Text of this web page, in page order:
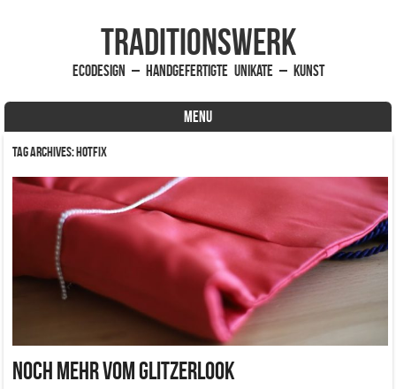
traditionsWerk
EcoDesign – handgefertigte Unikate – Kunst
MENU
Skip to content
Tag Archives:Hotfix
Noch mehr vom Glitzerlook